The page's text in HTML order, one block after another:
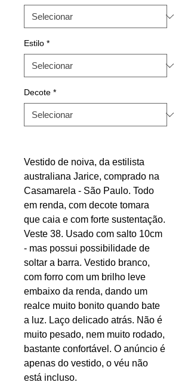
Estilo *
Decote *
Vestido de noiva, da estilista
australiana Jarice, comprado na
Casamarela - São Paulo. Todo
em renda, com decote tomara
que caia e com forte sustentação.
Veste 38. Usado com salto 10cm
- mas possui possibilidade de
soltar a barra. Vestido branco,
com forro com um brilho leve
embaixo da renda, dando um
realce muito bonito quando bate
a luz. Laço delicado atrás. Não é
muito pesado, nem muito rodado,
bastante confortável. O anúncio é
apenas do vestido, o véu não
está incluso.